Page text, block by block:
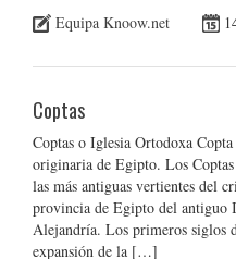
Equipa Knoow.net
Coptas
Coptas o Iglesia Ortodoxa
originaria de Egipto. Los
las más antiguas vertientes del
provincia de Egipto del antiguo
Alejandría. Los primeros siglos
expansión de la […]